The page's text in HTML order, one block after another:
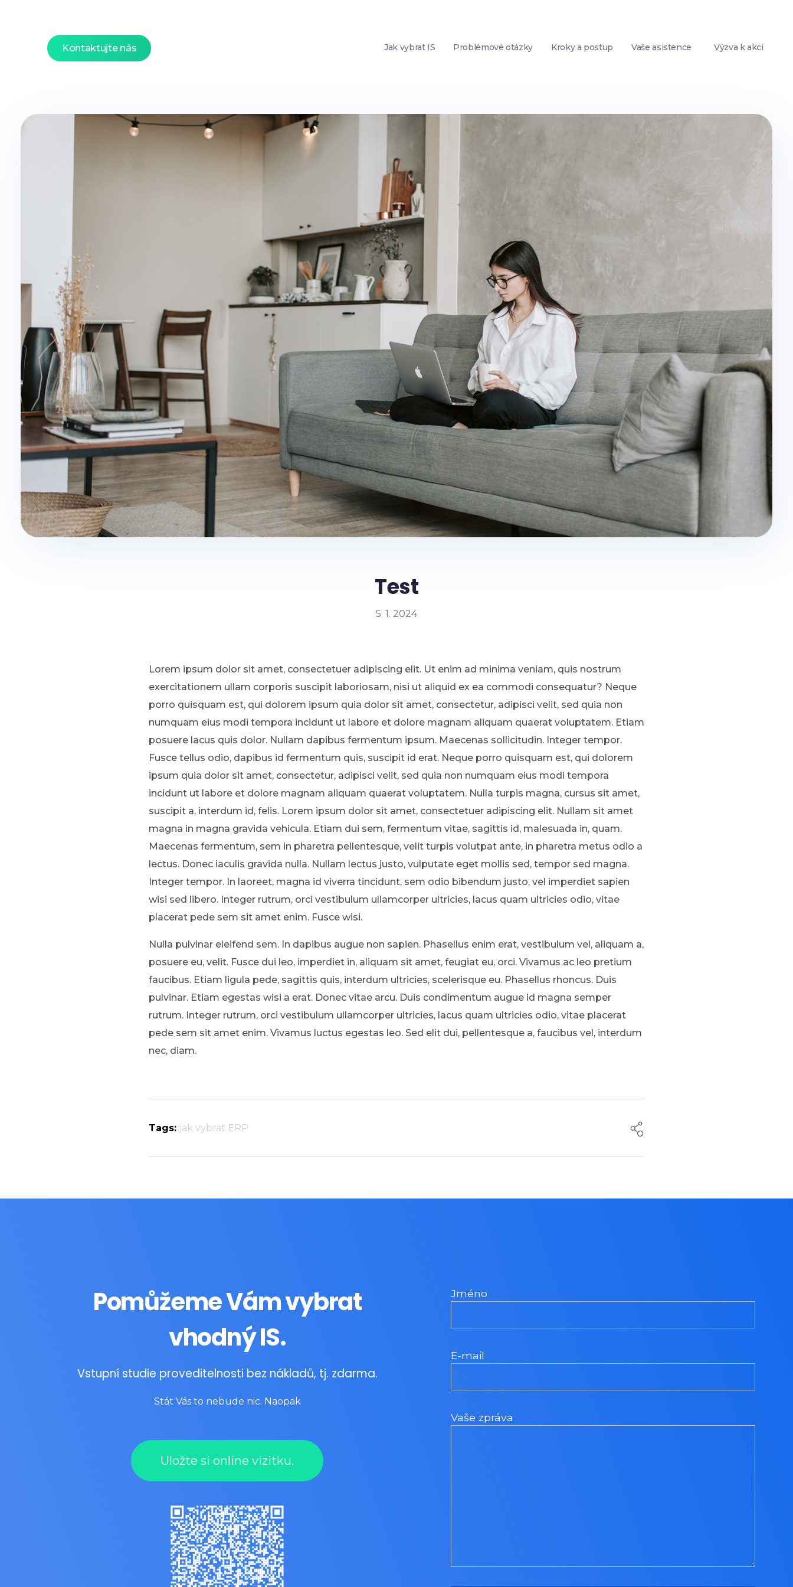
Kontaktujte nás Jak vybrat IS Problémové otázky Kroky a postup Vaše asistence Výzva k akci
Test
5. 1. 2024
Lorem ipsum dolor sit amet, consectetuer adipiscing elit. Ut enim ad minima veniam, quis nostrum
exercitationem ullam corporis suscipit laboriosam, nisi ut aliquid ex ea commodi consequatur? Neque
porro quisquam est, qui dolorem ipsum quia dolor sit amet, consectetur, adipisci velit, sed quia non
numquam eius modi tempora incidunt ut labore et dolore magnam aliquam quaerat voluptatem. Etiam
posuere lacus quis dolor. Nullam dapibus fermentum ipsum. Maecenas sollicitudin. Integer tempor.
Fusce tellus odio, dapibus id fermentum quis, suscipit id erat. Neque porro quisquam est, qui dolorem
ipsum quia dolor sit amet, consectetur, adipisci velit, sed quia non numquam eius modi tempora
incidunt ut labore et dolore magnam aliquam quaerat voluptatem. Nulla turpis magna, cursus sit amet,
suscipit a, interdum id, felis. Lorem ipsum dolor sit amet, consectetuer adipiscing elit. Nullam sit amet
magna in magna gravida vehicula. Etiam dui sem, fermentum vitae, sagittis id, malesuada in, quam.
Maecenas fermentum, sem in pharetra pellentesque, velit turpis volutpat ante, in pharetra metus odio a
lectus. Donec iaculis gravida nulla. Nullam lectus justo, vulputate eget mollis sed, tempor sed magna.
Integer tempor. In laoreet, magna id viverra tincidunt, sem odio bibendum justo, vel imperdiet sapien
wisi sed libero. Integer rutrum, orci vestibulum ullamcorper ultricies, lacus quam ultricies odio, vitae
placerat pede sem sit amet enim. Fusce wisi.
Nulla pulvinar eleifend sem. In dapibus augue non sapien. Phasellus enim erat, vestibulum vel, aliquam a,
posuere eu, velit. Fusce dui leo, imperdiet in, aliquam sit amet, feugiat eu, orci. Vivamus ac leo pretium
faucibus. Etiam ligula pede, sagittis quis, interdum ultricies, scelerisque eu. Phasellus rhoncus. Duis
pulvinar. Etiam egestas wisi a erat. Donec vitae arcu. Duis condimentum augue id magna semper
rutrum. Integer rutrum, orci vestibulum ullamcorper ultricies, lacus quam ultricies odio, vitae placerat
pede sem sit amet enim. Vivamus luctus egestas leo. Sed elit dui, pellentesque a, faucibus vel, interdum
nec, diam.
Tags: jak vybrat ERP
Pomůžeme Vám vybrat
vhodný IS.
Vstupní studie proveditelnosti bez nákladů, tj. zdarma.
Stát Vás to nebude nic. Naopak
Uložte si online vizitku.
Jméno
E-mail
Vaše zpráva